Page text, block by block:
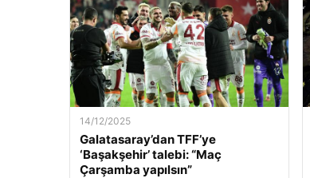
14/12/2025
Galatasaray’dan TFF’ye
‘Başakşehir’ talebi: “Maç
Çarşamba yapılsın”